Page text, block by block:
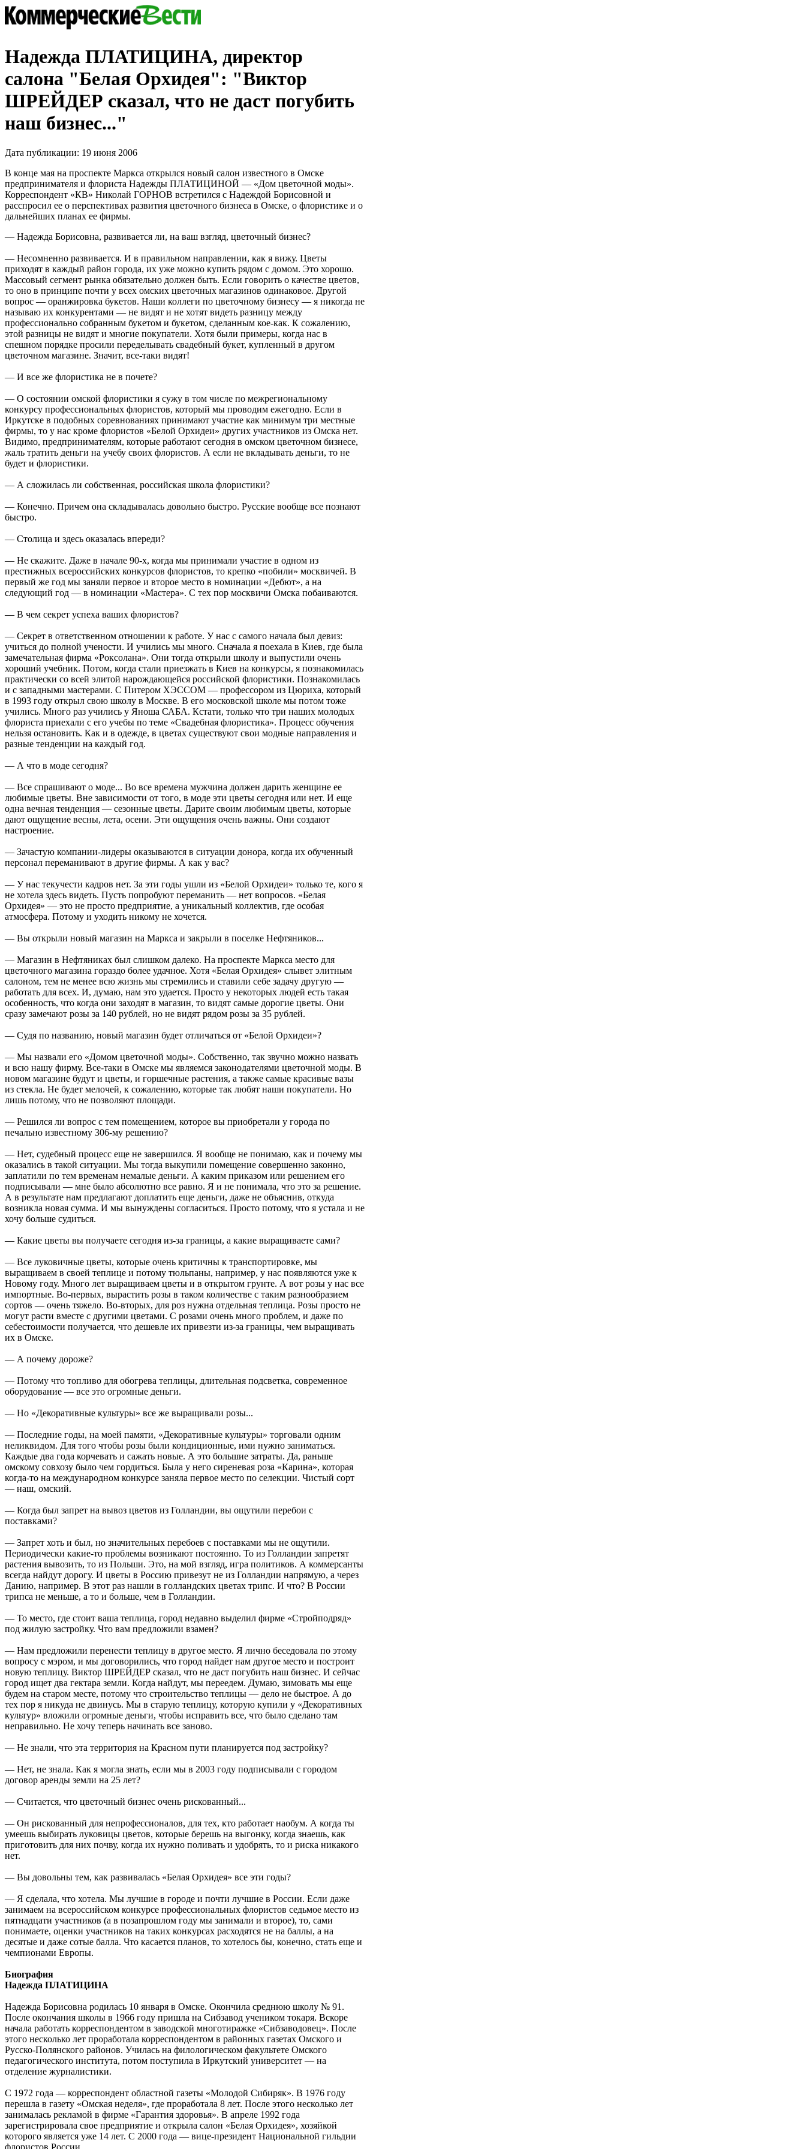
Надежда ПЛАТИЦИНА, директор
салона "Белая Орхидея": "Виктор
ШРЕЙДЕР сказал, что не даст погубить
наш бизнес..."
Дата публикации: 19 июня 2006
В конце мая на проспекте Маркса открылся новый салон известного в Омске
предпринимателя и флориста Надежды ПЛАТИЦИНОЙ — «Дом цветочной моды».
Корреспондент «КВ» Николай ГОРНОВ встретился с Надеждой Борисовной и
расспросил ее о перспективах развития цветочного бизнеса в Омске, о флористике и о
дальнейших планах ее фирмы.
— Надежда Борисовна, развивается ли, на ваш взгляд, цветочный бизнес?
— Несомненно развивается. И в правильном направлении, как я вижу. Цветы
приходят в каждый район города, их уже можно купить рядом с домом. Это хорошо.
Массовый сегмент рынка обязательно должен быть. Если говорить о качестве цветов,
то оно в принципе почти у всех омских цветочных магазинов одинаковое. Другой
вопрос — оранжировка букетов. Наши коллеги по цветочному бизнесу — я никогда не
называю их конкурентами — не видят и не хотят видеть разницу между
профессионально собранным букетом и букетом, сделанным кое-как. К сожалению,
этой разницы не видят и многие покупатели. Хотя были примеры, когда нас в
спешном порядке просили переделывать свадебный букет, купленный в другом
цветочном магазине. Значит, все-таки видят!
— И все же флористика не в почете?
— О состоянии омской флористики я сужу в том числе по межрегиональному
конкурсу профессиональных флористов, который мы проводим ежегодно. Если в
Иркутске в подобных соревнованиях принимают участие как минимум три местные
фирмы, то у нас кроме флористов «Белой Орхидеи» других участников из Омска нет.
Видимо, предпринимателям, которые работают сегодня в омском цветочном бизнесе,
жаль тратить деньги на учебу своих флористов. А если не вкладывать деньги, то не
будет и флористики.
— А сложилась ли собственная, российская школа флористики?
— Конечно. Причем она складывалась довольно быстро. Русские вообще все познают
быстро.
— Столица и здесь оказалась впереди?
— Не скажите. Даже в начале 90-х, когда мы принимали участие в одном из
престижных всероссийских конкурсов флористов, то крепко «побили» москвичей. В
первый же год мы заняли первое и второе место в номинации «Дебют», а на
следующий год — в номинации «Мастера». С тех пор москвичи Омска побаиваются.
— В чем секрет успеха ваших флористов?
— Секрет в ответственном отношении к работе. У нас с самого начала был девиз:
учиться до полной учености. И учились мы много. Сначала я поехала в Киев, где была
замечательная фирма «Роксолана». Они тогда открыли школу и выпустили очень
хороший учебник. Потом, когда стали приезжать в Киев на конкурсы, я познакомилась
практически со всей элитой нарождающейся российской флористики. Познакомилась
и с западными мастерами. С Питером ХЭССОМ — профессором из Цюриха, который
в 1993 году открыл свою школу в Москве. В его московской школе мы потом тоже
учились. Много раз учились у Яноша САБА. Кстати, только что три наших молодых
флориста приехали с его учебы по теме «Свадебная флористика». Процесс обучения
нельзя остановить. Как и в одежде, в цветах существуют свои модные направления и
разные тенденции на каждый год.
— А что в моде сегодня?
— Все спрашивают о моде... Во все времена мужчина должен дарить женщине ее
любимые цветы. Вне зависимости от того, в моде эти цветы сегодня или нет. И еще
одна вечная тенденция — сезонные цветы. Дарите своим любимым цветы, которые
дают ощущение весны, лета, осени. Эти ощущения очень важны. Они создают
настроение.
— Зачастую компании-лидеры оказываются в ситуации донора, когда их обученный
персонал переманивают в другие фирмы. А как у вас?
— У нас текучести кадров нет. За эти годы ушли из «Белой Орхидеи» только те, кого я
не хотела здесь видеть. Пусть попробуют переманить — нет вопросов. «Белая
Орхидея» — это не просто предприятие, а уникальный коллектив, где особая
атмосфера. Потому и уходить никому не хочется.
— Вы открыли новый магазин на Маркса и закрыли в поселке Нефтяников...
— Магазин в Нефтяниках был слишком далеко. На проспекте Маркса место для
цветочного магазина гораздо более удачное. Хотя «Белая Орхидея» слывет элитным
салоном, тем не менее всю жизнь мы стремились и ставили себе задачу другую —
работать для всех. И, думаю, нам это удается. Просто у некоторых людей есть такая
особенность, что когда они заходят в магазин, то видят самые дорогие цветы. Они
сразу замечают розы за 140 рублей, но не видят рядом розы за 35 рублей.
— Судя по названию, новый магазин будет отличаться от «Белой Орхидеи»?
— Мы назвали его «Домом цветочной моды». Собственно, так звучно можно назвать
и всю нашу фирму. Все-таки в Омске мы являемся законодателями цветочной моды. В
новом магазине будут и цветы, и горшечные растения, а также самые красивые вазы
из стекла. Не будет мелочей, к сожалению, которые так любят наши покупатели. Но
лишь потому, что не позволяют площади.
— Решился ли вопрос с тем помещением, которое вы приобретали у города по
печально известному 306-му решению?
— Нет, судебный процесс еще не завершился. Я вообще не понимаю, как и почему мы
оказались в такой ситуации. Мы тогда выкупили помещение совершенно законно,
заплатили по тем временам немалые деньги. А каким приказом или решением его
подписывали — мне было абсолютно все равно. Я и не понимала, что это за решение.
А в результате нам предлагают доплатить еще деньги, даже не объяснив, откуда
возникла новая сумма. И мы вынуждены согласиться. Просто потому, что я устала и не
хочу больше судиться.
— Какие цветы вы получаете сегодня из-за границы, а какие выращиваете сами?
— Все луковичные цветы, которые очень критичны к транспортировке, мы
выращиваем в своей теплице и потому тюльпаны, например, у нас появляются уже к
Новому году. Много лет выращиваем цветы и в открытом грунте. А вот розы у нас все
импортные. Во-первых, вырастить розы в таком количестве с таким разнообразием
сортов — очень тяжело. Во-вторых, для роз нужна отдельная теплица. Розы просто не
могут расти вместе с другими цветами. С розами очень много проблем, и даже по
себестоимости получается, что дешевле их привезти из-за границы, чем выращивать
их в Омске.
— А почему дороже?
— Потому что топливо для обогрева теплицы, длительная подсветка, современное
оборудование — все это огромные деньги.
— Но «Декоративные культуры» все же выращивали розы...
— Последние годы, на моей памяти, «Декоративные культуры» торговали одним
неликвидом. Для того чтобы розы были кондиционные, ими нужно заниматься.
Каждые два года корчевать и сажать новые. А это большие затраты. Да, раньше
омскому совхозу было чем гордиться. Была у него сиреневая роза «Карина», которая
когда-то на международном конкурсе заняла первое место по селекции. Чистый сорт
— наш, омский.
— Когда был запрет на вывоз цветов из Голландии, вы ощутили перебои с
поставками?
— Запрет хоть и был, но значительных перебоев с поставками мы не ощутили.
Периодически какие-то проблемы возникают постоянно. То из Голландии запретят
растения вывозить, то из Польши. Это, на мой взгляд, игра политиков. А коммерсанты
всегда найдут дорогу. И цветы в Россию привезут не из Голландии напрямую, а через
Данию, например. В этот раз нашли в голландских цветах трипс. И что? В России
трипса не меньше, а то и больше, чем в Голландии.
— То место, где стоит ваша теплица, город недавно выделил фирме «Стройподряд»
под жилую застройку. Что вам предложили взамен?
— Нам предложили перенести теплицу в другое место. Я лично беседовала по этому
вопросу с мэром, и мы договорились, что город найдет нам другое место и построит
новую теплицу. Виктор ШРЕЙДЕР сказал, что не даст погубить наш бизнес. И сейчас
город ищет два гектара земли. Когда найдут, мы переедем. Думаю, зимовать мы еще
будем на старом месте, потому что строительство теплицы — дело не быстрое. А до
тех пор я никуда не двинусь. Мы в старую теплицу, которую купили у «Декоративных
культур» вложили огромные деньги, чтобы исправить все, что было сделано там
неправильно. Не хочу теперь начинать все заново.
— Не знали, что эта территория на Красном пути планируется под застройку?
— Нет, не знала. Как я могла знать, если мы в 2003 году подписывали с городом
договор аренды земли на 25 лет?
— Считается, что цветочный бизнес очень рискованный...
— Он рискованный для непрофессионалов, для тех, кто работает наобум. А когда ты
умеешь выбирать луковицы цветов, которые берешь на выгонку, когда знаешь, как
приготовить для них почву, когда их нужно поливать и удобрять, то и риска никакого
нет.
— Вы довольны тем, как развивалась «Белая Орхидея» все эти годы?
— Я сделала, что хотела. Мы лучшие в городе и почти лучшие в России. Если даже
занимаем на всероссийском конкурсе профессиональных флористов седьмое место из
пятнадцати участников (а в позапрошлом году мы занимали и второе), то, сами
понимаете, оценки участников на таких конкурсах расходятся не на баллы, а на
десятые и даже сотые балла. Что касается планов, то хотелось бы, конечно, стать еще и
чемпионами Европы.
Биография
Надежда ПЛАТИЦИНА
Надежда Борисовна родилась 10 января в Омске. Окончила среднюю школу № 91.
После окончания школы в 1966 году пришла на Сибзавод учеником токаря. Вскоре
начала работать корреспондентом в заводской многотиражке «Сибзаводовец». После
этого несколько лет проработала корреспондентом в районных газетах Омского и
Русско-Полянского районов. Училась на филологическом факультете Омского
педагогического института, потом поступила в Иркутский университет — на
отделение журналистики.
С 1972 года — корреспондент областной газеты «Молодой Сибиряк». В 1976 году
перешла в газету «Омская неделя», где проработала 8 лет. После этого несколько лет
занималась рекламой в фирме «Гарантия здоровья». В апреле 1992 года
зарегистрировала свое предприятие и открыла салон «Белая Орхидея», хозяйкой
которого является уже 14 лет. С 2000 года — вице-президент Национальной гильдии
флористов России.